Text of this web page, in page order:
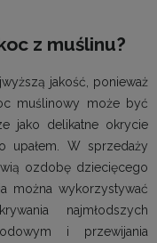
z muślinu?
jakość, ponieważ
muślinowy może być
jako delikatne okrycie
upałem. W sprzedaży
ozdobę dziecięcego
można wykorzystywać
najmłodszych
i przewijania